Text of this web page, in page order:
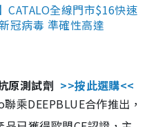
CATALO全線門市$16快速
冠病毒 準確性高達
原測試劑 >>按此選購<<
乘DEEPBLUE合作推出，